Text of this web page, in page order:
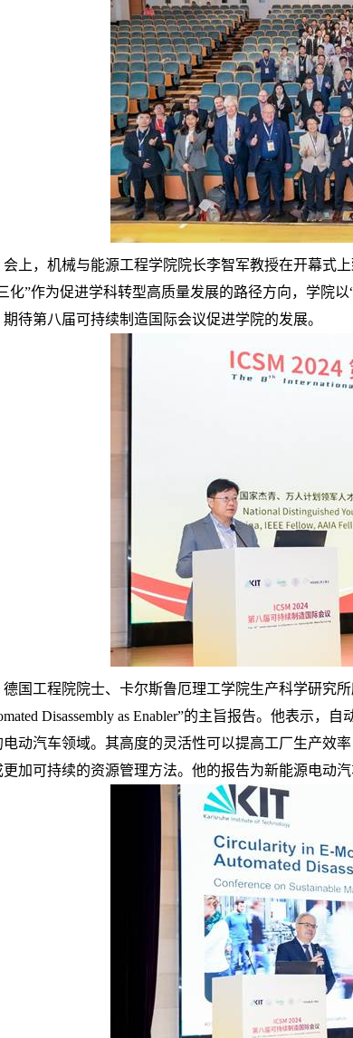
会上，机械与能源工程学院院长李智军教授在开幕式
化”作为促进学科转型高质量发展的路径方向，学院
期待第八届可持续制造国际会议促进学院的发展。
德国工程院院士、卡尔斯鲁厄理工学院生产科学研究
Disassembly as Enabler”的主旨报告。他表示，自
电动汽车领域。其高度的灵活性可以提高工厂生产效
更加可持续的资源管理方法。他的报告为新能源电动